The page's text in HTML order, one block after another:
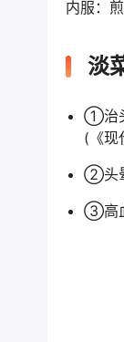
内服：
淡
①治
(《现
②头
③高